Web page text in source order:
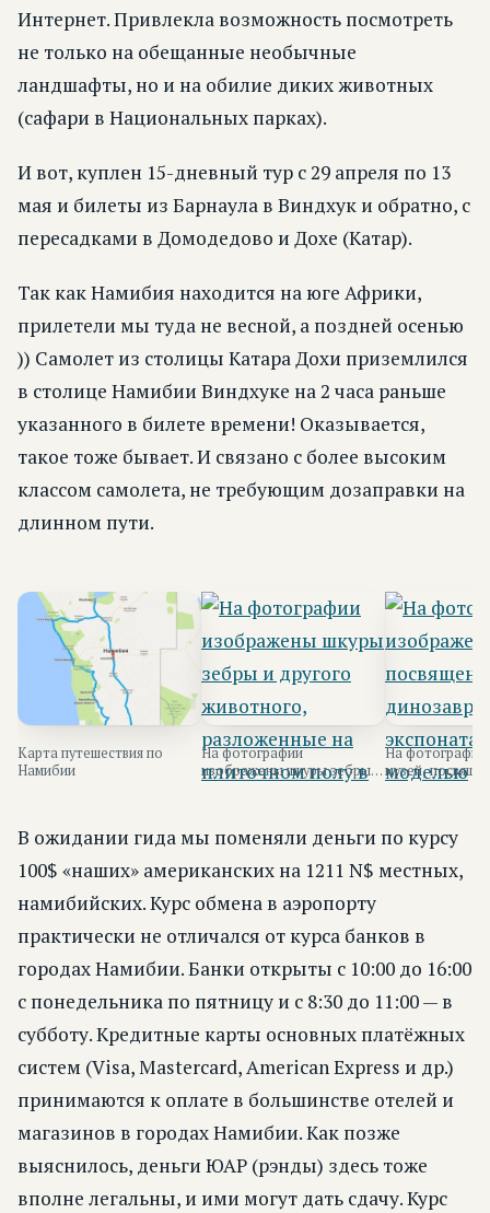
Интернет. Привлекла возможность посмотреть
не только на обещанные необычные
ландшафты, но и на обилие диких животных
(сафари в Национальных парках).
И вот, куплен 15-дневный тур с 29 апреля по 13
мая и билеты из Барнаула в Виндхук и обратно, с
пересадками в Домодедово и Дохе (Катар).
Так как Намибия находится на юге Африки,
прилетели мы туда не весной, а поздней осенью
)) Самолет из столицы Катара Дохи приземлился
в столице Намибии Виндхуке на 2 часа раньше
указанного в билете времени! Оказывается,
такое тоже бывает. И связано с более высоким
классом самолета, не требующим дозаправки на
длинном пути.
Карта путешествия по
Намибии
На фотографии
изображены шкуры зебры и
На
музей,
динозаврам, с
В ожидании гида мы поменяли деньги по курсу
100$ «наших» американских на 1211 N$ местных,
намибийских. Курс обмена в аэропорту
практически не отличался от курса банков в
городах Намибии. Банки открыты с 10:00 до 16:00
с понедельника по пятницу и с 8:30 до 11:00 — в
субботу. Кредитные карты основных платёжных
систем (Visa, Mastercard, American Express и др.)
принимаются к оплате в большинстве отелей и
магазинов в городах Намибии. Как позже
выяснилось, деньги ЮАР (рэнды) здесь тоже
вполне легальны, и ими могут дать сдачу. Курс